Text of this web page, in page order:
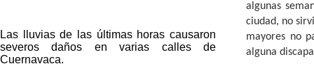
algunas
ciudad, no
mayores no
alguna
Las lluvias de las últimas horas causaron
severos daños en varias calles de
Cuernavaca.